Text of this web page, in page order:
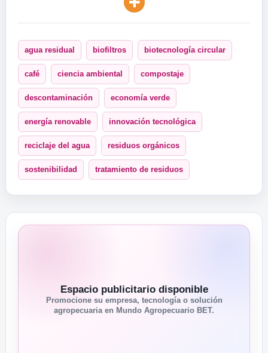
agua residual biofiltros biotecnología circular
café ciencia ambiental compostaje
descontaminación economía verde
energía renovable innovación tecnológica
reciclaje del agua residuos orgánicos
sostenibilidad tratamiento de residuos
Espacio publicitario disponible
Promocione su empresa, tecnología o solución
agropecuaria en Mundo Agropecuario BET.